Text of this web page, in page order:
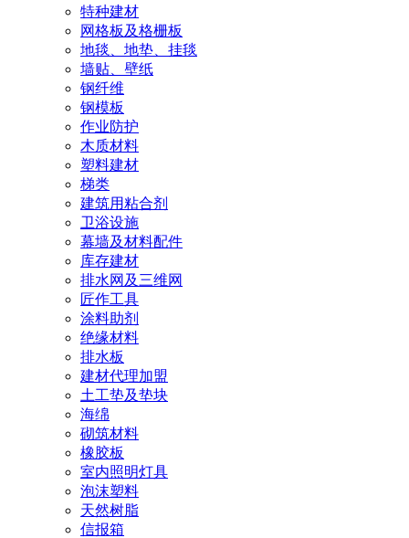
特种建材
网格板及格栅板
地毯、地垫、挂毯
墙贴、壁纸
钢纤维
钢模板
作业防护
木质材料
塑料建材
梯类
建筑用粘合剂
卫浴设施
幕墙及材料配件
库存建材
排水网及三维网
匠作工具
涂料助剂
绝缘材料
排水板
建材代理加盟
土工垫及垫块
海绵
砌筑材料
橡胶板
室内照明灯具
泡沫塑料
天然树脂
信报箱